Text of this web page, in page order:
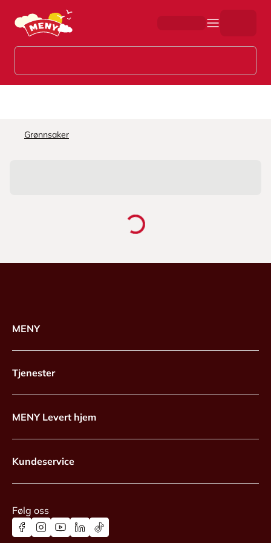
Hopp til hovedinnhold
Grønnsaker
MENY
Tjenester
MENY Levert hjem
Kundeservice
Følg oss